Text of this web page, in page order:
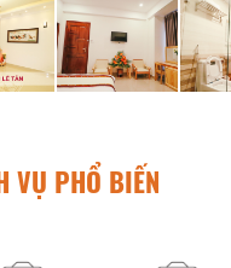
VỤ PHỔ BIẾN